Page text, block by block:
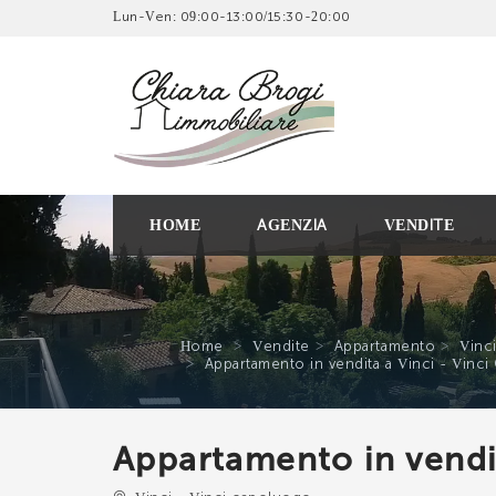
Lun-Ven: 09:00-13:00/15:30-20:00
HOME AGENZIA VENDITE
Home Vendite Appartamento Vinci
Appartamento in vendita a Vinci -
Appartamento in